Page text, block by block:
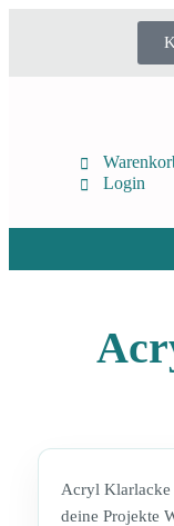
Login
Acryl Klarlacke
deine Projekte